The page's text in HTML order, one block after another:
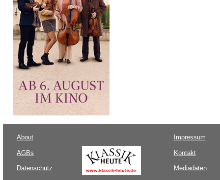
About
AGBs
Datenschutz
Impressum
Kontakt
Mediadaten